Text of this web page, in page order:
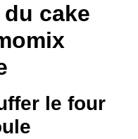
cake
le four